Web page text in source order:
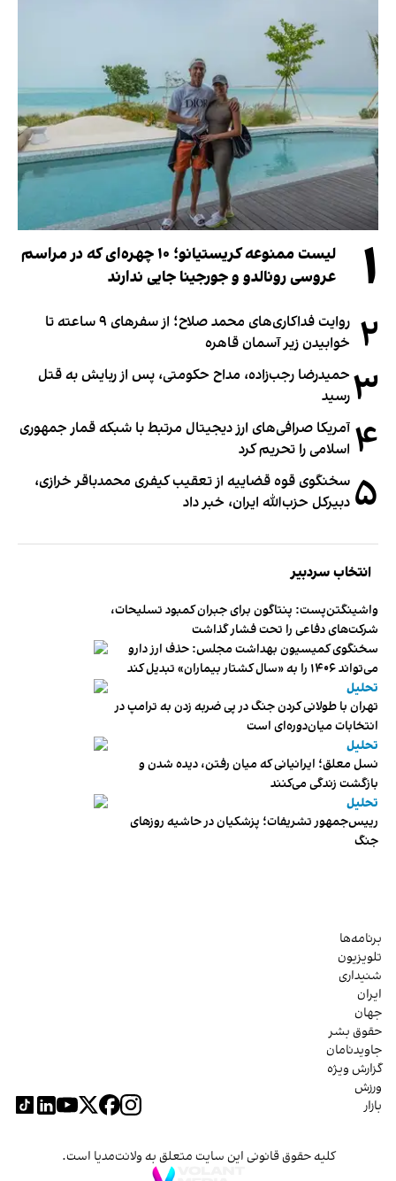
۱
لیست ممنوعه کریستیانو؛ ۱۰ چهره‌ای که در مراسم
عروسی رونالدو و جورجینا جایی ندارند
۲
روایت فداکاری‌های محمد صلاح؛ از سفرهای ۹ ساعته تا
خوابیدن زیر آسمان قاهره
۳ حمیدرضا رجب‌زاده، مداح حکومتی، پس از ربایش به قتل
رسید
۴ آمریکا صرافی‌های ارز دیجیتال مرتبط با شبکه قمار جمهوری
اسلامی را تحریم کرد
۵ سخنگوی قوه قضاییه از تعقیب کیفری محمدباقر خرازی،
دبیر‌کل حزب‌الله ایران، خبر داد
انتخاب سردبیر
واشینگتن‌پست: پنتاگون برای جبران کمبود تسلیحات،
شرکت‌های دفاعی را تحت فشار گذاشت
سخنگوی کمیسیون بهداشت مجلس: حذف ارز دارو
می‌تواند ۱۴۰۶ را به «سال کشتار بیماران» تبدیل کند
تحلیل
تهران با طولانی کردن جنگ در پی ضربه زدن به ترامپ در
انتخابات میان‌دوره‌ای است
تحلیل
نسل معلق؛ ایرانیانی که میان رفتن، دیده شدن و
بازگشت زندگی می‌کنند
تحلیل
رییس‌جمهور تشریفات؛ پزشکیان در حاشیه روزهای
جنگ
برنامه‌ها
تلویزیون
شنیداری
ایران
جهان
حقوق بشر
جاویدنامان
گزارش ویژه
ورزش
بازار
کلیه حقوق قانونی این سایت متعلق به ولانت‌مدیا است.